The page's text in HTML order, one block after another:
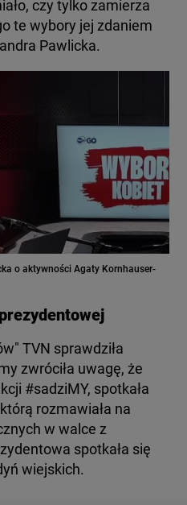
czy tylko zamierza
te wybory jej zdaniem
Pawlicka.
o aktywności Agaty Kornhauser-
TVN sprawdziła
zwróciła uwagę, że
#sadziMY, spotkała
rozmawiała na
w walce z
spotkała się
wiejskich.